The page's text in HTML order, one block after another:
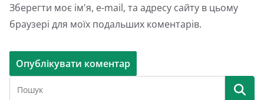
Зберегти моє ім'я, e-mail, та адресу сайту в цьому
браузері для моїх подальших коментарів.